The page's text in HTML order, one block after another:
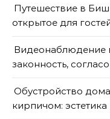
Путешествие в
открытое для
Видеонаблюдение
законность,
Обустройство
кирпичом: